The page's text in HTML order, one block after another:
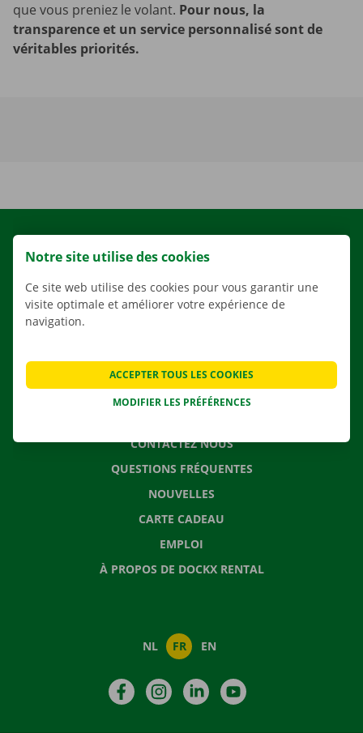
que vous preniez le volant. Pour nous, la
transparence et un service personnalisé sont de
véritables priorités.
NOS VÉHICULES
NOS SERVICES
SOLUTIONS DE DÉMÉNAGEMENT
CONTACTEZ NOUS
QUESTIONS FRÉQUENTES
NOUVELLES
CARTE CADEAU
EMPLOI
À PROPOS DE DOCKX RENTAL
NL FR EN
FacebookInstagramLinkedIn
Notre site utilise des cookies
Ce site web utilise des cookies pour vous garantir une
visite optimale et améliorer votre expérience de
navigation.
MODIFIER LES PRÉFÉRENCES
ACCEPTER TOUS LES COOKIES